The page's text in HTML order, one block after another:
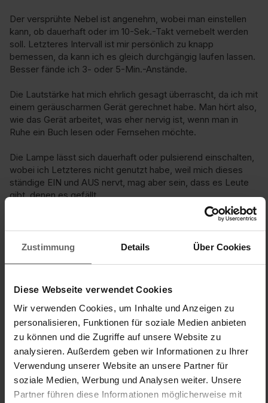
Zustimmung Details Über Cookies
Diese Webseite verwendet Cookies
Wir verwenden Cookies, um Inhalte und Anzeigen zu
personalisieren, Funktionen für soziale Medien anbieten
zu können und die Zugriffe auf unsere Website zu
analysieren. Außerdem geben wir Informationen zu Ihrer
Verwendung unserer Website an unsere Partner für
soziale Medien, Werbung und Analysen weiter. Unsere
Partner führen diese Informationen möglicherweise mit
Der versprühte Nebel ist angenehm, wobei man einstellen
kann, ob dauerhaft oder im 10-Sek.-Takt vernebelt werden
soll. Letzteres Intervall ist mir persönlich zu knapp
bemessen, da kann ich es gleich durchgängig laufen lassen.
Besser fände ich 3- oder 5-Min.-Anstände.
Die Lautstärke hat mich ehrlich gesagt überrascht, da ich mit
einem geräuscharmen Gerät gerechnet habe. Man hört also,
wie das Gerät arbeitet, was eher nervig ist, wenn man in
Ruhe ein Buch lesen oder Fernsehen möchte.
Die Lampe lässt sich dauerhaft oder pulsierend einschalten,
wobei ich Letzteres nicht genutzt habe, weil mich dieses
ständige EIN und AUS nervt, mag aber sein, dass es Leute
gibt, denen es gefällt.
Schade ist auch, dass das Kabel nicht lang genug ist, ich
kann das Produkt also nicht überall hinstellen. Praktischer
wäre hier vielleicht ein Akku, um es flexibler stellen zu
zusammen, da funktional sicherlich noch Luft nach oben ist.
So kann ich das Gerät leider nur eingeschränkt
weiterempfehlen.
Einfache Handhabung/Bedienung
5
Preis-/Leistungsverhältnis
1
Produktqualität
5